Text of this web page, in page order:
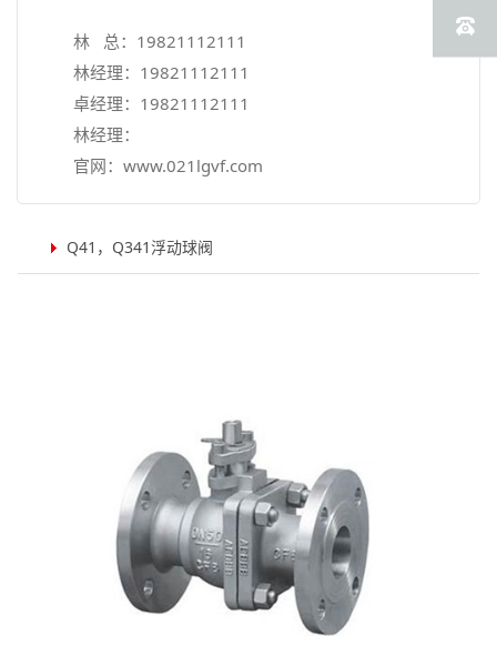
林 总： 19821112111
林经理： 19821112111
卓经理： 19821112111
林经理：
官网： www.021lgvf.com
Q41，Q341浮动球阀